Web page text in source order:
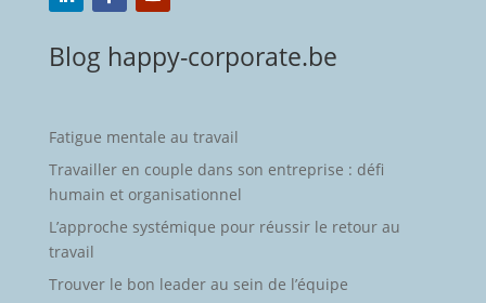
Blog happy-corporate.be
Fatigue mentale au travail
Travailler en couple dans son entreprise : défi
humain et organisationnel
L’approche systémique pour réussir le retour au
travail
Trouver le bon leader au sein de l’équipe